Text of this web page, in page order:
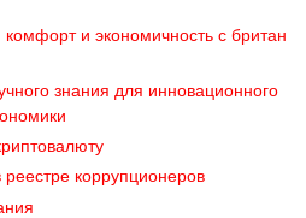
и экономичность с британ
знания для инновационного
реестре коррупционеров